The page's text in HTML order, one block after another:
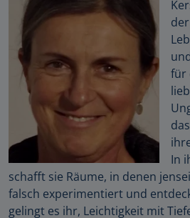
für
In
schafft sie Räume, in denen
falsch experimentiert und
gelingt es ihr, Leichtigkeit mit